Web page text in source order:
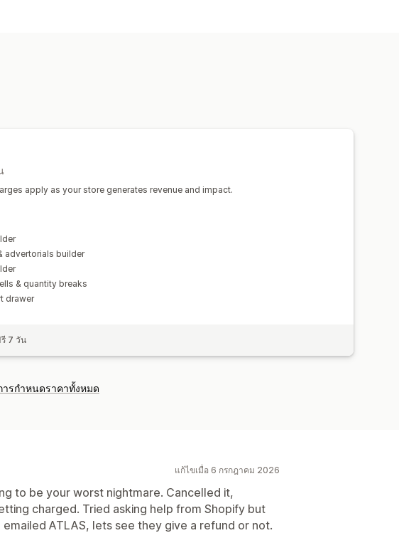
แสดงผลบนมือถือ
apply as your store generates revenue and impact.
advertorials builder
& quantity breaks
drawer
7 วัน
ารกำหนดราคาทั้งหมด
แก้ไขเมื่อ 6 กรกฎาคม 2026
to be your worst nightmare. Cancelled it,
charged. Tried asking help from Shopify but
ATLAS, lets see they give a refund or not.